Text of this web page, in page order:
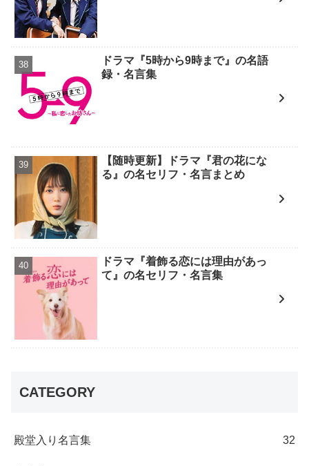
ドラマ『5時から9時まで』の名語
録・名言集
【随時更新】ドラマ『君の花にな
る』の名セリフ・名言まとめ
ドラマ『着飾る恋には理由があっ
て』の名セリフ・名言集
CATEGORY
殿堂入り名言集 32